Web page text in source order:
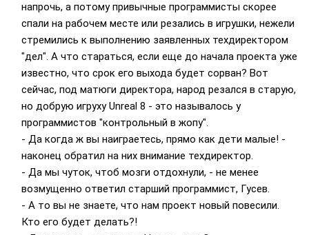
напрочь, а потому привычные программисты скорее
спали на рабочем месте или резались в игрушки, нежели
стремились к выполнению заявленных техдиректором
"дел". А что стараться, если еще до начала проекта уже
известно, что срок его выхода будет сорван? Вот
сейчас, под матюги директора, народ резался в старую,
но добрую игруху Unreal 8 - это называлось у
программистов "контрольный в жопу".
- Да когда ж вы наиграетесь, прямо как дети малые! -
наконец обратил на них внимание техдиректор.
- Да мы чуток, чтоб мозги отдохнули, - не менее
возмущенно ответил старший программист, Гусев.
- А то вы не знаете, что нам проект новый повесили.
Кто его будет делать?!